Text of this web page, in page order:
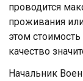
проводится
проживания
этом
качество
Начальник